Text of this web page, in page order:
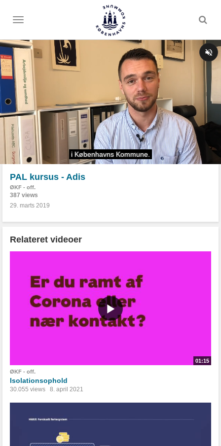
Toggle
PAL kursus - Adis
ØKF - off.
387 views
29. marts 2019
Relateret videoer
01:15
ØKF - off.
Isolationsophold
30.055 views 8. april 2021